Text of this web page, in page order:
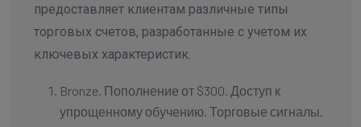
предоставляет клиентам различные типы
торговых счетов, разработанные с учетом их
ключевых характеристик.
Bronze. Пополнение от $300. Доступ к
упрощенному обучению. Торговые сигналы.